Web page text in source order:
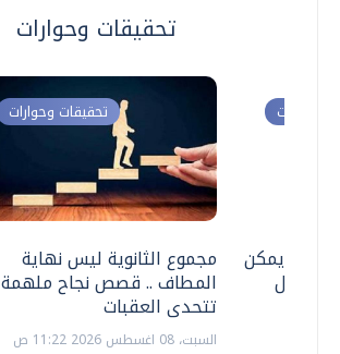
تحقيقات وحوارات
تحقيقات وحوارات
مجموع الثانوية ليس نهاية
المطاف .. قصص نجاح ملهمة
تتحدى العقبات
السبت، 08 اغسطس 2026 11:22 ص
وحوارات
.. هل يمكن
نتعامل